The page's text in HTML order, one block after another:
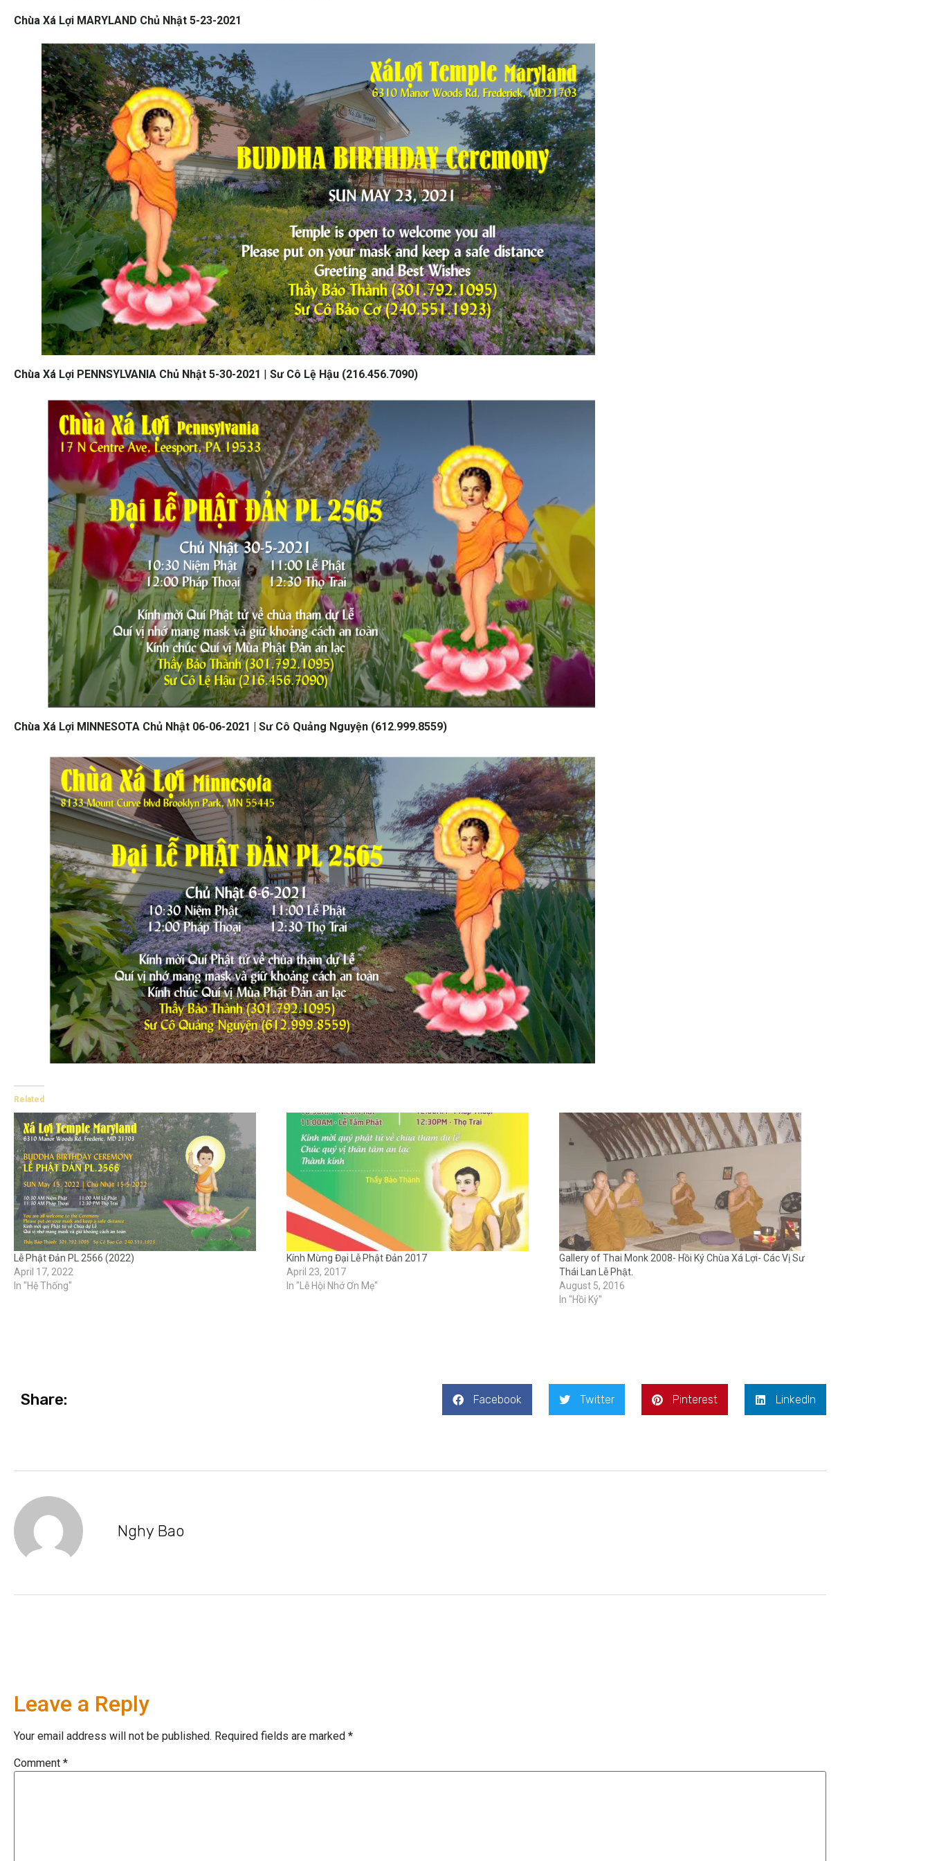
Chùa Xá Lợi MARYLAND Chủ Nhật 5-23-2021
Chùa Xá Lợi PENNSYLVANIA Chủ Nhật 5-30-2021 | Sư Cô Lệ Hậu (216.456.7090)
Chùa Xá Lợi MINNESOTA Chủ Nhật 06-06-2021 | Sư Cô Quảng Nguyện (612.999.8559)
Related
Lễ Phật Đản PL 2566 (2022)
April 17, 2022
In "Hệ Thống"
Kính Mừng Đại Lễ Phật Đản 2017
April 23, 2017
In "Lễ Hội Nhớ Ơn Mẹ"
Gallery of Thai Monk 2008- Hồi Ký Chùa Xá Lợi- Các Vị Sư
Thái Lan Lễ Phật.
August 5, 2016
In "Hồi Ký"
Share: Facebook Twitter Pinterest LinkedIn
Nghy Bao
Leave a Reply
Your email address will not be published. Required fields are marked *
Comment *